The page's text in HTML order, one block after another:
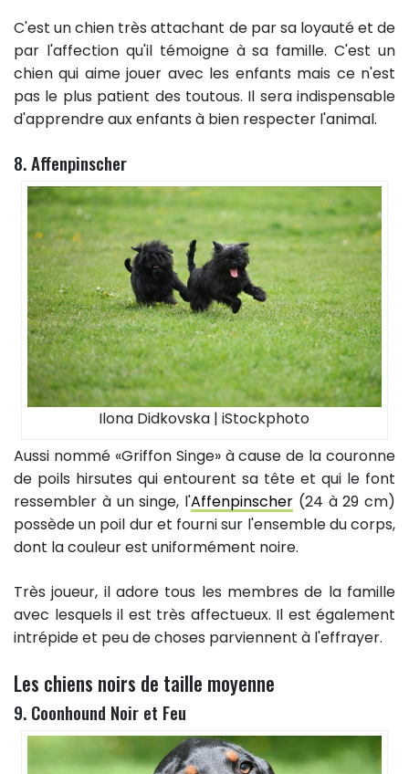
C'est un chien très attachant de par sa loyauté et de
par l'affection qu'il témoigne à sa famille. C'est un
chien qui aime jouer avec les enfants mais ce n'est
pas le plus patient des toutous. Il sera indispensable
d'apprendre aux enfants à bien respecter l'animal.
8. Affenpinscher
Ilona Didkovska | iStockphoto
Aussi nommé «Griffon Singe» à cause de la couronne
de poils hirsutes qui entourent sa tête et qui le font
ressembler à un singe, l'Affenpinscher (24 à 29 cm)
possède un poil dur et fourni sur l'ensemble du corps,
dont la couleur est uniformément noire.
Très joueur, il adore tous les membres de la famille
avec lesquels il est très affectueux. Il est également
intrépide et peu de choses parviennent à l'effrayer.
Les chiens noirs de taille moyenne
9. Coonhound Noir et Feu